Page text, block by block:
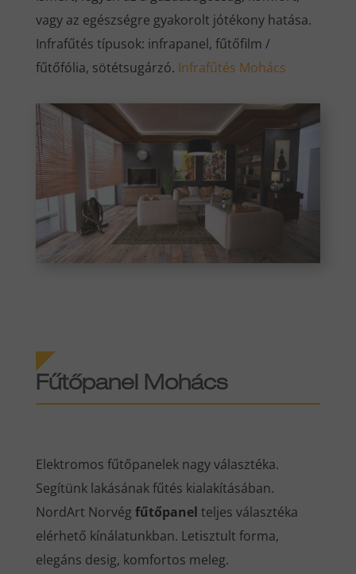
vagy az egészségre gyakorolt jótékony hatása.
Infrafűtés típusok: infrapanel, fűtőfilm /
fűtőfólia, sötétsugárzó. Infrafűtés Mohács
Fűtőpanel Mohács
Elektromos fűtőpanelek nagy választéka.
Segítünk lakásának fűtés kialakításában.
NordArt Norvég fűtőpanel teljes választéka
elérhető kínálatunkban. Letisztult forma,
elegáns desig, komfortos meleg.